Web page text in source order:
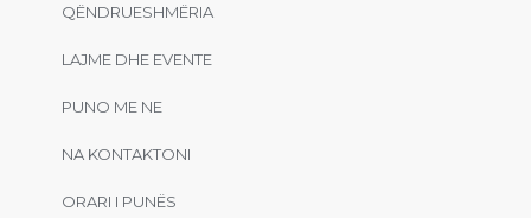
QËNDRUESHMËRIA
LAJME DHE EVENTE
PUNO ME NE
NA KONTAKTONI
ORARI I PUNËS